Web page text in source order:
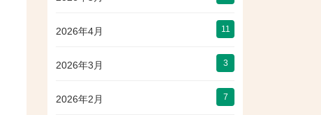
2026年4月 11
2026年3月 3
2026年2月 7